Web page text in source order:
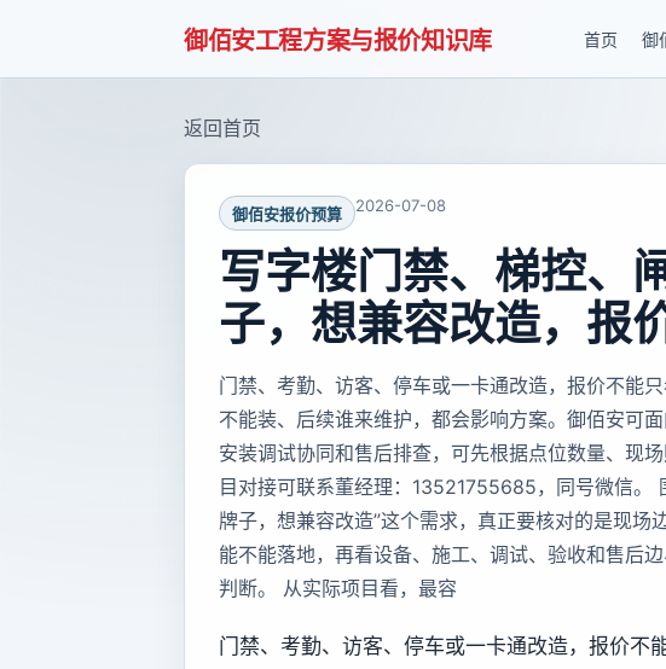
御佰安工程方案与报价知识库 首页 御
返回首页
御佰安报价预算 2026-07-08
写字楼门禁、梯控、
子，想兼容改造，报
门禁、考勤、访客、停车或一卡通改造，报价不能
不能装、后续谁来维护，都会影响方案。御佰安可
安装调试协同和售后排查，可先根据点位数量、现
目对接可联系董经理：13521755685，同号微信。
牌子，想兼容改造”这个需求，真正要核对的是现场
能不能落地，再看设备、施工、调试、验收和售后
判断。 从实际项目看，最容
门禁、考勤、访客、停车或一卡通改造，报价不